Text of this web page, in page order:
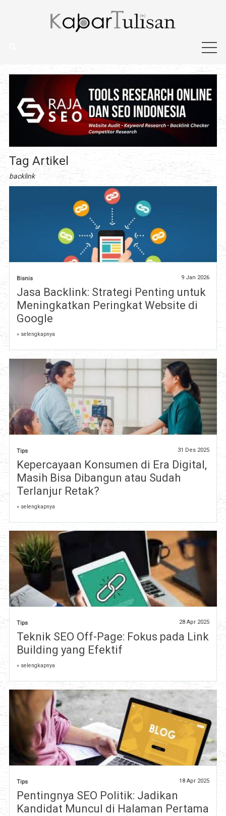
Tag Artikel
backlink
Bisnis 9 Jan 2026
Jasa Backlink: Strategi Penting untuk
Meningkatkan Peringkat Website di
Google
» selengkapnya
Tips 31 Des 2025
Kepercayaan Konsumen di Era Digital,
Masih Bisa Dibangun atau Sudah
Terlanjur Retak?
» selengkapnya
Tips 28 Apr 2025
Teknik SEO Off-Page: Fokus pada Link
Building yang Efektif
» selengkapnya
Tips 18 Apr 2025
Pentingnya SEO Politik: Jadikan
Kandidat Muncul di Halaman Pertama